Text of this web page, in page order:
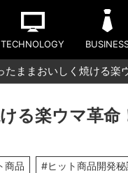
TECHNOLOGY
たままおいしく焼ける楽
る楽ウマ革
商品 #ヒット商品開発秘